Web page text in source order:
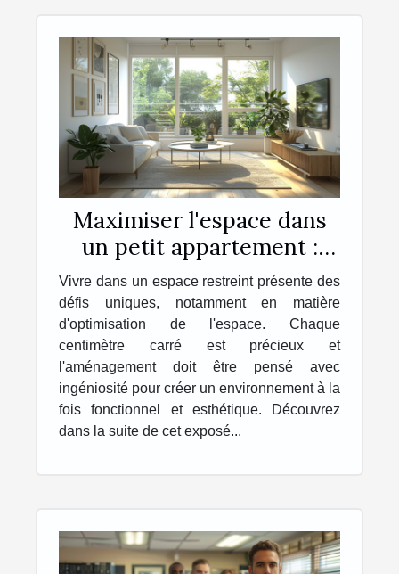
Maximiser l'espace dans
un petit appartement :
astuces et conseils
Vivre dans un espace restreint présente des
défis uniques, notamment en matière
d'optimisation de l'espace. Chaque
centimètre carré est précieux et
l'aménagement doit être pensé avec
ingéniosité pour créer un environnement à la
fois fonctionnel et esthétique. Découvrez
dans la suite de cet exposé...